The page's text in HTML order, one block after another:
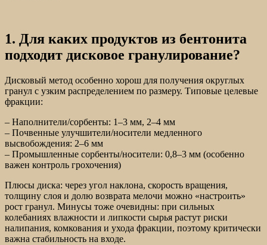
1. Для каких продуктов из бентонита
подходит дисковое гранулирование?
Дисковый метод особенно хорош для получения округлых
гранул с узким распределением по размеру. Типовые целевые
фракции:
– Наполнители/сорбенты: 1–3 мм, 2–4 мм
– Почвенные улучшители/носители медленного
высвобождения: 2–6 мм
– Промышленные сорбенты/носители: 0,8–3 мм (особенно
важен контроль грохочения)
Плюсы диска: через угол наклона, скорость вращения,
толщину слоя и долю возврата мелочи можно «настроить»
рост гранул. Минусы тоже очевидны: при сильных
колебаниях влажности и липкости сырья растут риски
налипания, комкования и ухода фракции, поэтому критически
важна стабильность на входе.